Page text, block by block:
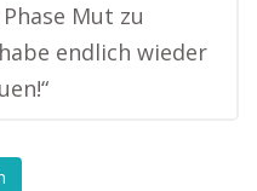
Mut zu
endlich wieder